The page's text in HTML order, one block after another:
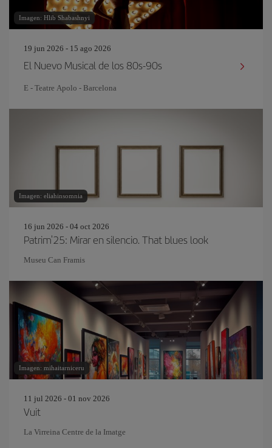
Imagen: Hlib Shabashnyi
19 jun 2026 - 15 ago 2026
El Nuevo Musical de los 80s-90s
E - Teatre Apolo - Barcelona
Imagen: eliahinsomnia
16 jun 2026 - 04 oct 2026
Patrim'25: Mirar en silencio. That blues look
Museu Can Framis
Imagen: mihaitarniceru
11 jul 2026 - 01 nov 2026
Vuit
La Virreina Centre de la Imatge